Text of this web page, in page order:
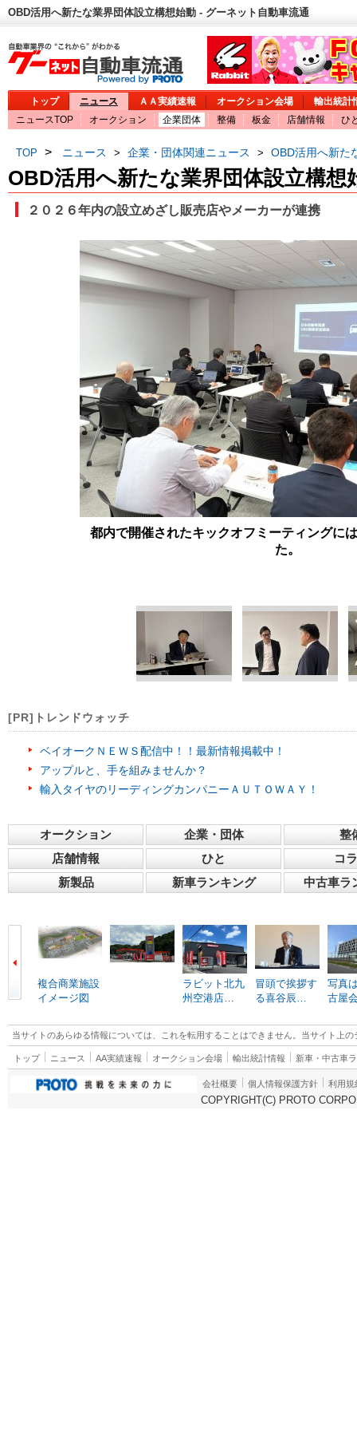
OBD活用へ新たな業界団体設立構想始動 - グーネット自動車流通
トップ ニュース ＡＡ実績速報 オークション会場
輸出統計
ニュースTOP
オークション 企業団体 整備 板金 店舗情報 ひ
TOP > ニュース > 企業・団体関連ニュース > OBD活用へ新た
OBD活用へ新たな業界団体設立構想
２０２６年内の設立めざし販売店やメーカーが連携
都内で開催されたキックオフミーティングに
た。
[PR]トレンドウォッチ
ベイオークＮＥＷＳ配信中！！最新情報掲載中！
アップルと、手を組みませんか？
輸入タイヤのリーディングカンパニーＡＵＴＯＷＡＹ！
オークション 企業・団体
整
店舗情報
ひと
コ
新製品
新車ランキング 中古車ラ
複合商業施設
イメージ図
ラビット北九
州空港店…
冒頭で挨拶す
る喜谷辰…
写真
古屋
当サイトのあらゆる情報については、これを転用することはできません。当サイト上
トップ ニュース AA実績速報 オークション会場 輸出統計情報 新車・中古車
会社概要 個人情報保護方針 利用規
COPYRIGHT(C) PROTO